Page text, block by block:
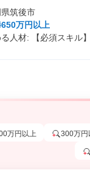
筑後市
万円以上
人材: 【必須スキル
万円以上 300万円